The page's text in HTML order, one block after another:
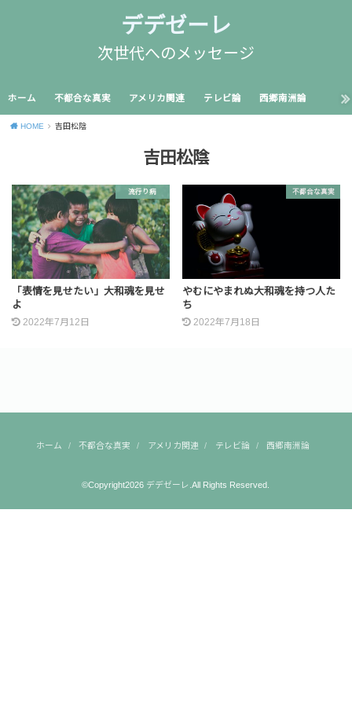
デデゼーレ
次世代へのメッセージ
ホーム 不都合な真実 アメリカ関連 テレビ論 西郷南洲論
HOME 吉田松陰
吉田松陰
流行り病
「表情を見せたい」大和魂を見せ
よ
2022年7月12日
不都合な真実
やむにやまれぬ大和魂を持つ人た
ち
2022年7月18日
ホーム 不都合な真実 アメリカ関連 テレビ論 西郷南洲論
©Copyright2026 デデゼーレ .All Rights Reserved.